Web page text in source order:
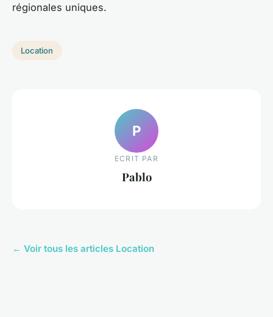
régionales uniques.
Location
P
ECRIT PAR
Pablo
← Voir tous les articles Location